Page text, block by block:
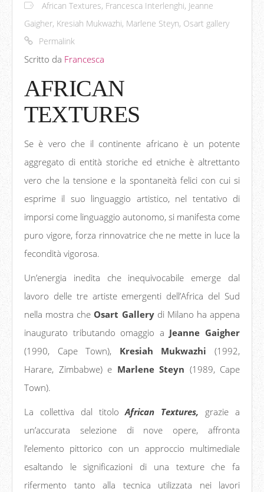
African Textures, Francesca Interlenghi, Jeanne
Gaigher, Kresiah Mukwazhi, Marlene Steyn, Osart gallery
Permalink
Scritto da Francesca
AFRICAN
TEXTURES
Se è vero che il continente africano è un potente
aggregato di entità storiche ed etniche è altrettanto
vero che la tensione e la spontaneità felici con cui si
esprime il suo linguaggio artistico, nel tentativo di
imporsi come linguaggio autonomo, si manifesta come
puro vigore, forza rinnovatrice che ne mette in luce la
fecondità vigorosa.
Un’energia inedita che inequivocabile emerge dal
lavoro delle tre artiste emergenti dell’Africa del Sud
nella mostra che Osart Gallerydi Milano ha appena
inaugurato tributando omaggio a Jeanne Gaigher
(1990, Cape Town), Kresiah Mukwazhi (1992,
Harare, Zimbabwe) e Marlene Steyn (1989, Cape
Town).
La collettiva dal titoloAfrican Textures, grazie a
un’accurata selezione di nove opere, affronta
l’elemento pittorico con un approccio multimediale
esaltando le significazioni di una texture che fa
rifermento tanto alla tecnica utilizzata nei lavori